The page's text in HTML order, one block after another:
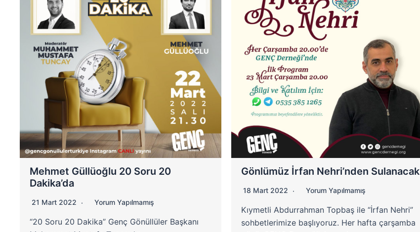
Mehmet Güllüoğlu 20 Soru 20
Dakika’da
21 Mart 2022 Yorum Yapılmamış
“20 Soru 20 Dakika” Genç Gönüllüler Başkanı
Gönlümüz İrfan Nehri’nden Sulanacak
18 Mart 2022 Yorum Yapılmamış
Kıymetli Abdurrahman Topbaş ile “İrfan Nehri”
sohbetlerimize başlıyoruz. Her hafta çarşamba